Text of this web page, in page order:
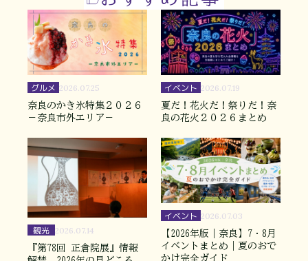
グルメ 2026.07.25
奈良のかき氷特集２０２６
－奈良市外エリア－
イベント 2026.07.19
夏だ！花火だ！祭りだ！奈
良の花火２０２６まとめ
観光 2026.07.14
『第78回 正倉院展』情報
イベント 2026.07.03
【2026年版｜奈良】7・8月
イベントまとめ｜夏のおで
かけ完全ガイド